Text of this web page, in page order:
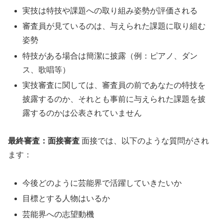
実技は特技や課題への取り組み姿勢が評価される
審査員が見ているのは、与えられた課題に取り組む
姿勢
特技がある場合は簡潔に披露（例：ピアノ、ダン
ス、歌唱等）
実技審査に関しては、審査員の前であなたの特技を
披露するのか、それとも事前に与えられた課題を披
露するのかは公表されていません
最終審査：面接審査 面接では、以下のような質問がされ
ます：
今後どのように芸能界で活躍していきたいか
目標とする人物はいるか
芸能界への志望動機